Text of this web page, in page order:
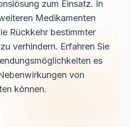
zum Einsatz. In
Medikamenten
Rückkehr bestimmter
verhindern. Erfahren Sie
es
von
können.